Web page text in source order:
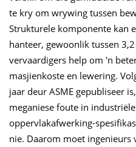
te kry om wrywing tussen
Strukturele komponente kan
hanteer, gewoonlik tussen
vervaardigers help om 'n
masjienkoste en lewering.
jaar deur ASME gepubliseer
meganiese foute in
oppervlakafwerking-
nie. Daarom moet ingenieurs